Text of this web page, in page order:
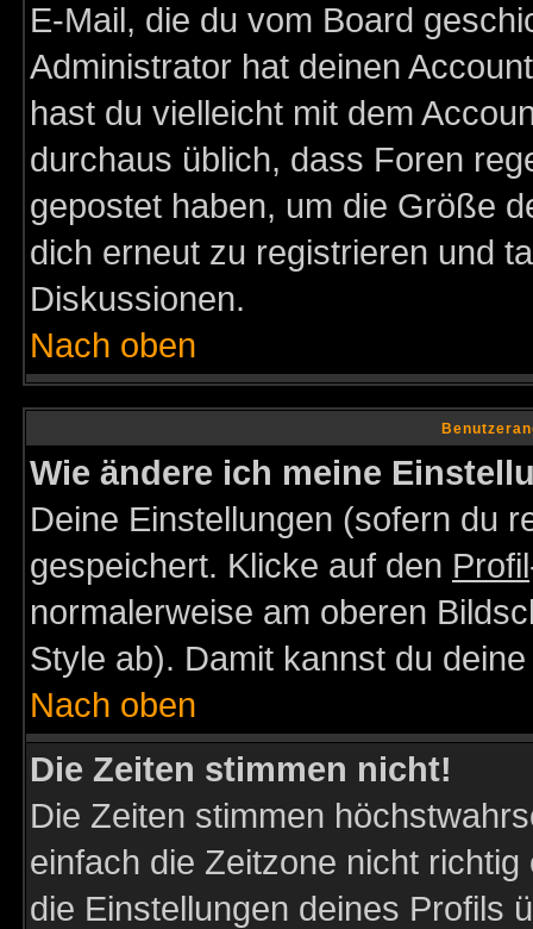
E-Mail, die du vom Board
Administrator hat deinen
hast du vielleicht mit dem
durchaus üblich, dass Foren
gepostet haben, um die Größe
dich erneut zu registrieren und
Diskussionen.
Nach oben
Wie ändere ich meine
Deine Einstellungen (sofern du
gespeichert. Klicke auf den Profil
normalerweise am oberen
Style ab). Damit kannst du
Nach oben
Die Zeiten stimmen nicht!
Die Zeiten stimmen
einfach die Zeitzone nicht
die Einstellungen deines Profils